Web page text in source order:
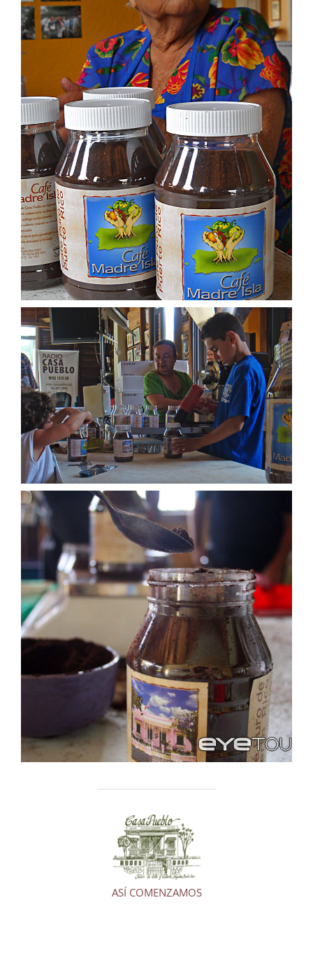
ASÍ COMENZAMOS